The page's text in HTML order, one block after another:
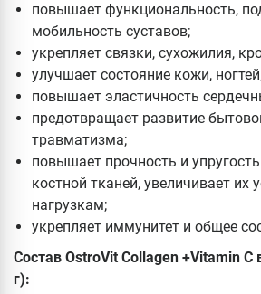
повышает функциональность,
мобильность суставов;
укрепляет связки, сухожилия,
улучшает состояние кожи,
повышает эластичность
предотвращает развитие
травматизма;
повышает прочность и
костной тканей, увеличивает их
нагрузкам;
укрепляет иммунитет и общее
Состав OstroVit Collagen +Vitamin C
г):